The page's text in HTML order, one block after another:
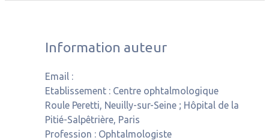
Information auteur
Email :
Etablissement : Centre ophtalmologique
Roule Peretti, Neuilly-sur-Seine ; Hôpital de la
Pitié-Salpêtrière, Paris
Profession : Ophtalmologiste